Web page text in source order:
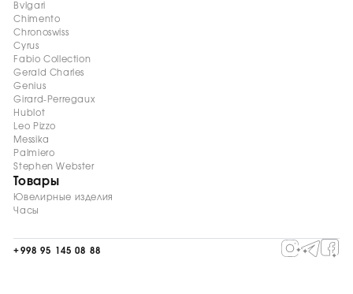
Bvlgari
Chimento
Chronoswiss
Cyrus
Fabio Collection
Gerald Charles
Genius
Girard-Perregaux
Hublot
Leo Pizzo
Messika
Palmiero
Stephen Webster
Товары
Ювелирные изделия
Часы
+998 95 145 08 88